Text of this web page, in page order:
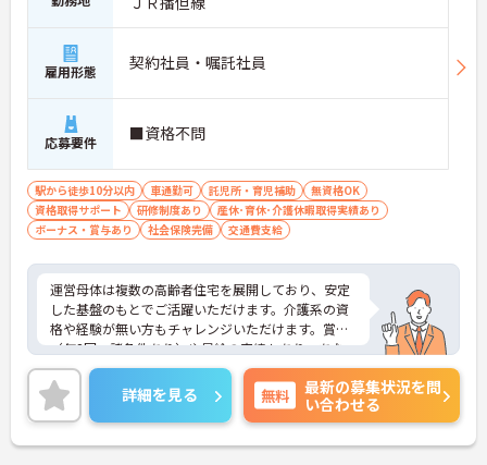
雇用形態 契約社員・嘱託社員
応募要件 ■資格不問
駅から徒歩10分以内 車通勤可 託児所・育児補助
無資格OK
資格取得サポート
研修制度あり
産休･育休･介護休暇取得実績あり
ボーナス・賞与あり
社会保険完備 交通費支給
運営母体は複数の高齢者住宅を展開しており、安定
した基盤のもとでご活躍いただけます。介護系の資
格や経験が無い方もチャレンジいただけます。賞与
（年2回、諸条件あり）や昇給の実績もあり、あな
たの頑張りがしっかりと評価されます。無料の社員
給食（1日1食）や、育休からの復職をサポートする
育児給付金+（プラス）制度（最大10万円）、資格
取得支援制度（最大10万円補助）など、福利厚生も
充実しています。社内研修やキャリアパス制度も整
詳細を見る 無料
最新の募集状況を問
い合わせる